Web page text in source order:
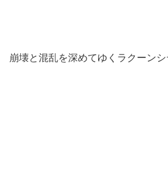
崩壊と混乱を深めてゆくラクーンシ